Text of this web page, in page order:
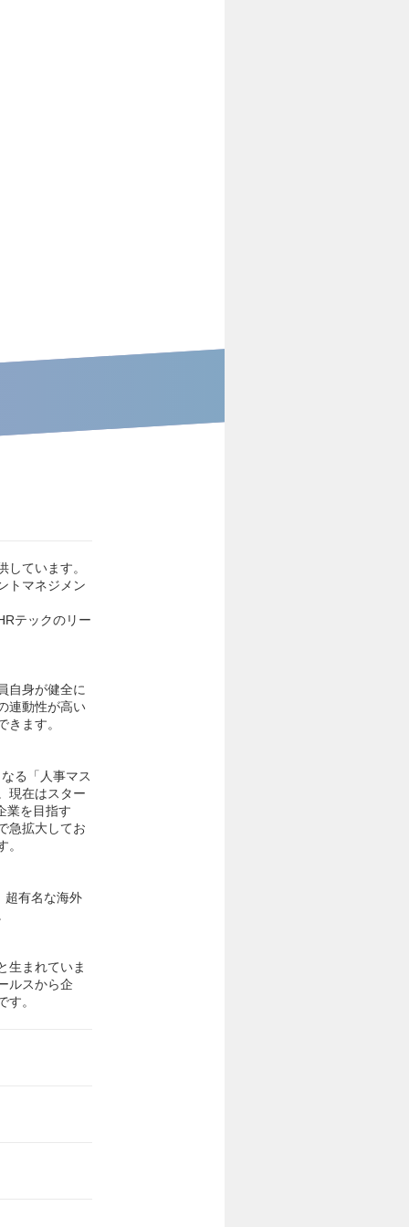
ています。
トマネジメン
テックのリー
自身が健全に
連動性が高い
ます。
る「人事マス
現在はスター
業を目指す
急拡大してお
超有名な海外
生まれていま
ルスから企
。